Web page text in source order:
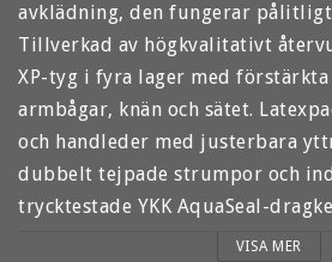
avklädning, den fungerar
Tillverkad av högkvalitativt
XP-tyg i fyra lager med
armbågar, knän och sätet.
och handleder med justerbara
dubbelt tejpade strumpor och
trycktestade YKK AquaSeal-
ute. Med en spraydeck- VISA MER